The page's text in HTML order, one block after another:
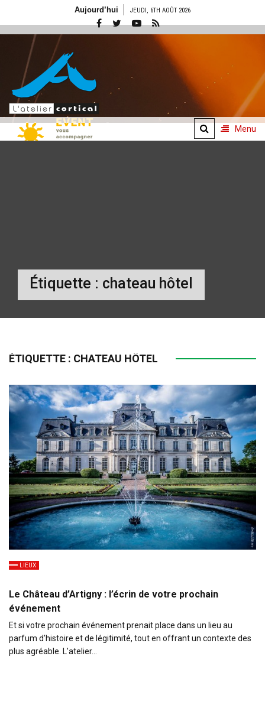
Aujourd’hui JEUDI, 6TH AOÛT 2026
Menu
Étiquette : chateau hôtel
ÉTIQUETTE : CHATEAU HÔTEL
LIEUX
Le Château d’Artigny : l’écrin de votre prochain
événement
Et si votre prochain événement prenait place dans un lieu au
parfum d’histoire et de légitimité, tout en offrant un contexte des
plus agréable. L’atelier…